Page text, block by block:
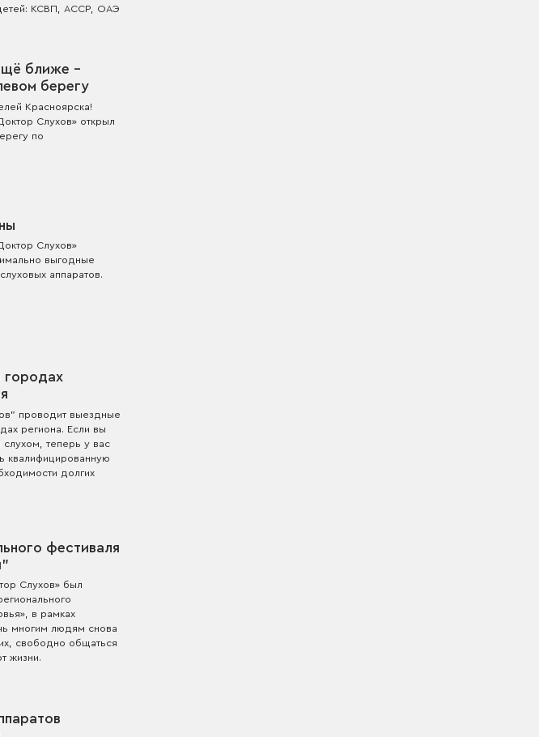
КСВП, АССР, ОАЭ
ближе -
берегу
Красноярска!
Слухов» открыл
по
Слухов»
выгодные
аппаратов.
городах
проводит выездные
региона. Если вы
теперь у вас
квалифицированную
долгих
фестиваля
Слухов» был
в рамках
многим людям снова
свободно общаться
жизни.